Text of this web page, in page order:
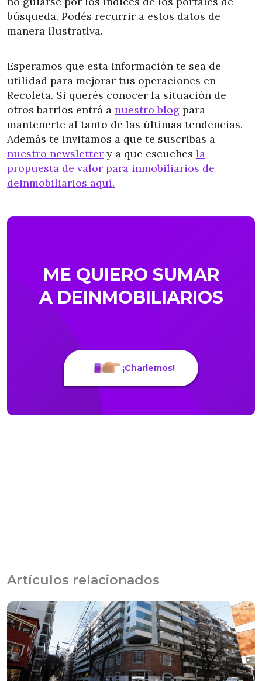
búsqueda. Podés recurrir a estos datos de
manera ilustrativa.
Esperamos que esta información te sea de
utilidad para mejorar tus operaciones en
Recoleta. Si querés conocer la situación de
otros barrios entrá a nuestro blog para
mantenerte al tanto de las últimas tendencias.
Además te invitamos a que te suscribas a
nuestro newsletter y a que escuches la
propuesta de valor para inmobiliarios de
deinmobiliarios aquí.
ME QUIERO SUMAR
A DEINMOBILIARIOS
¡Charlemos!
Artículos relacionados